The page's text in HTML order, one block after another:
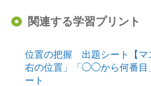
関連する学習プリント
位置の把握 出題シート【マ
右の位置」「◯◯から何番目
ート